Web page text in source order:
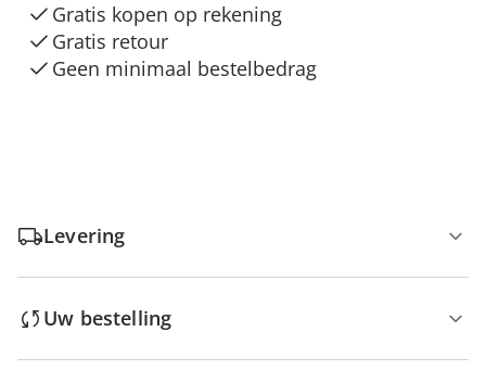
Gratis kopen op rekening
Gratis retour
Geen minimaal bestelbedrag
Levering
Uw bestelling